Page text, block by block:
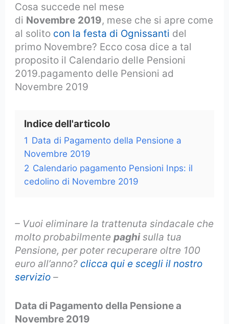
Cosa succede nel mese
di Novembre 2019, mese che si apre come
al solito con la festa di Ognissanti del
primo Novembre? Ecco cosa dice a tal
proposito il Calendario delle Pensioni
2019.pagamento delle Pensioni ad
Novembre 2019
Indice dell'articolo
1 Data di Pagamento della Pensione a
Novembre 2019
2 Calendario pagamento Pensioni Inps: il
cedolino di Novembre 2019
– Vuoi eliminare la trattenuta sindacale che
molto probabilmentepaghisulla tua
Pensione, per poter recuperare oltre 100
euro all’anno? clicca qui e scegli il nostro
servizio –
Data di Pagamento della Pensione a
Novembre 2019